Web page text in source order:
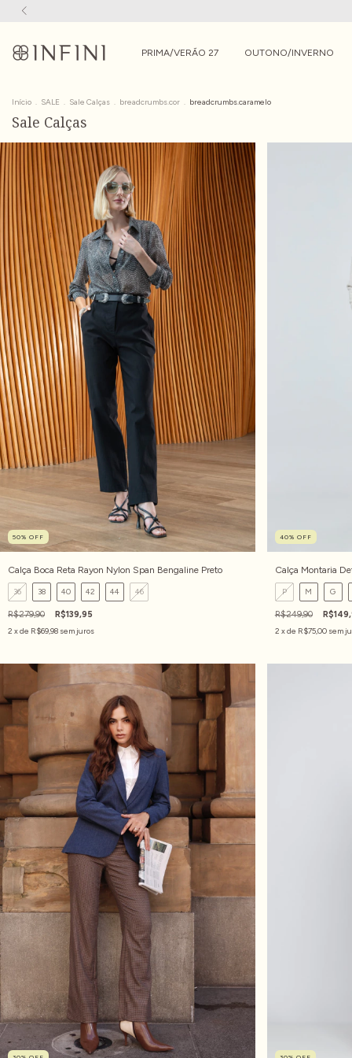
PRIMA/VERÃO 27 OUTONO/INVERNO
Início . SALE . Sale Calças . breadcrumbs.cor . breadcrumbs.caramelo
Sale Calças
50% OFF
Calça Boca Reta Rayon Nylon Span Bengaline Preto
36 38 40 42 44 46
R$279,90
R$139,95
2 x de R$69,98 sem juros
40% OFF
Calça Montaria
P M G
R$249,90
2 x de R$75,00 sem